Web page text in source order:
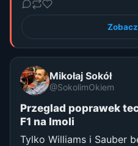
Mikołaj Sokół
@SokolimOkiem
Przeglad poprawek
F1 na Imoli
Tylko Williams i Sauber